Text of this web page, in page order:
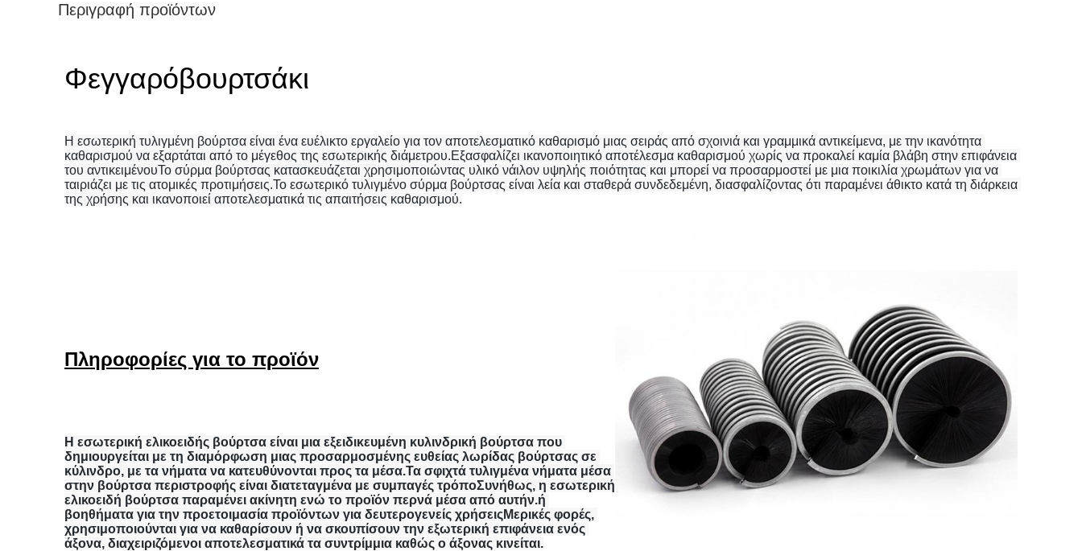
Περιγραφή προϊόντων
Φεγγαρόβουρτσάκι
Η εσωτερική τυλιγμένη βούρτσα είναι ένα ευέλικτο εργαλείο για τον αποτελεσματικό καθαρισμό μιας σειράς από σχοινιά και γραμμικά αντικείμενα, με την ικανότητα
καθαρισμού να εξαρτάται από το μέγεθος της εσωτερικής διάμετρου.Εξασφαλίζει ικανοποιητικό αποτέλεσμα καθαρισμού χωρίς να προκαλεί καμία βλάβη στην επιφάνεια
του αντικειμένουΤο σύρμα βούρτσας κατασκευάζεται χρησιμοποιώντας υλικό νάιλον υψηλής ποιότητας και μπορεί να προσαρμοστεί με μια ποικιλία χρωμάτων για να
ταιριάζει με τις ατομικές προτιμήσεις.Το εσωτερικό τυλιγμένο σύρμα βούρτσας είναι λεία και σταθερά συνδεδεμένη, διασφαλίζοντας ότι παραμένει άθικτο κατά τη διάρκεια
της χρήσης και ικανοποιεί αποτελεσματικά τις απαιτήσεις καθαρισμού.
Πληροφορίες για το προϊόν
Η εσωτερική ελικοειδής βούρτσα είναι μια εξειδικευμένη κυλινδρική βούρτσα που
δημιουργείται με τη διαμόρφωση μιας προσαρμοσμένης ευθείας λωρίδας βούρτσας σε
κύλινδρο, με τα νήματα να κατευθύνονται προς τα μέσα.Τα σφιχτά τυλιγμένα νήματα μέσα
στην βούρτσα περιστροφής είναι διατεταγμένα με συμπαγές τρόποΣυνήθως, η εσωτερική
ελικοειδή βούρτσα παραμένει ακίνητη ενώ το προϊόν περνά μέσα από αυτήν.ή
βοηθήματα για την προετοιμασία προϊόντων για δευτερογενείς χρήσειςΜερικές φορές,
χρησιμοποιούνται για να καθαρίσουν ή να σκουπίσουν την εξωτερική επιφάνεια ενός
άξονα, διαχειριζόμενοι αποτελεσματικά τα συντρίμμια καθώς ο άξονας κινείται.